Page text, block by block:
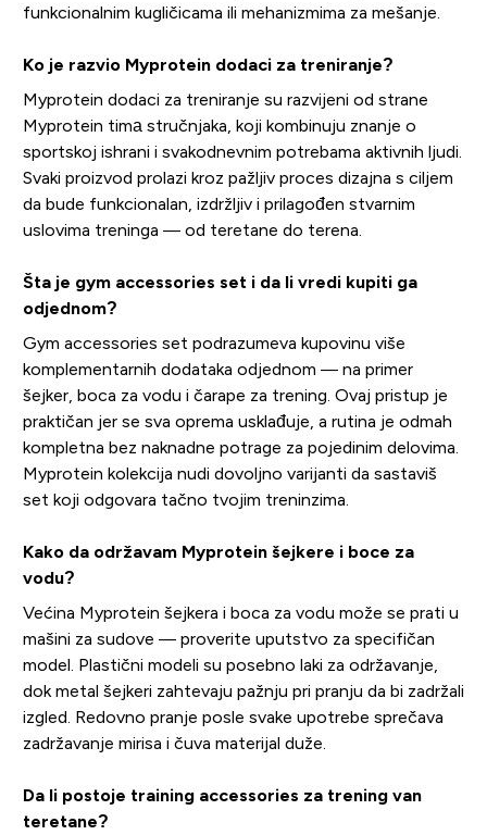
funkcionalnim kugličicama ili mehanizmima za mešanje.
Ko je razvio Myprotein dodaci za treniranje?
Myprotein dodaci za treniranje su razvijeni od strane
Myprotein timа stručnjaka, koji kombinuju znanje o
sportskoj ishrani i svakodnevnim potrebama aktivnih ljudi.
Svaki proizvod prolazi kroz pažljiv proces dizajna s ciljem
da bude funkcionalan, izdržljiv i prilagođen stvarnim
uslovima treninga — od teretane do terena.
Šta je gym accessories set i da li vredi kupiti ga
odjednom?
Gym accessories set podrazumeva kupovinu više
komplementarnih dodataka odjednom — na primer
šejker, boca za vodu i čarape za trening. Ovaj pristup je
praktičan jer se sva oprema usklađuje, a rutina je odmah
kompletna bez naknadne potrage za pojedinim delovima.
Myprotein kolekcija nudi dovoljno varijanti da sastaviš
set koji odgovara tačno tvojim treninzima.
Kako da održavam Myprotein šejkere i boce za
vodu?
Većina Myprotein šejkera i boca za vodu može se prati u
mašini za sudove — proverite uputstvo za specifičan
model. Plastični modeli su posebno laki za održavanje,
dok metal šejkeri zahtevaju pažnju pri pranju da bi zadržali
izgled. Redovno pranje posle svake upotrebe sprečava
zadržavanje mirisa i čuva materijal duže.
Da li postoje training accessories za trening van
teretane?